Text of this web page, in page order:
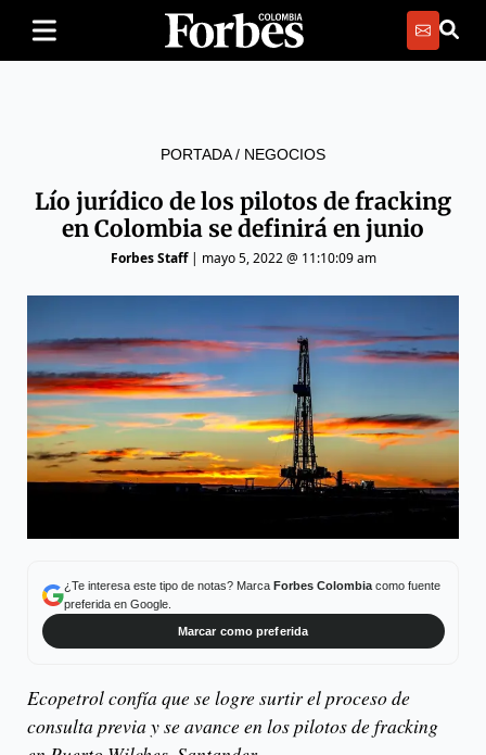
PORTADA/ NEGOCIOS
Lío jurídico de los pilotos de fracking
en Colombia se definirá en junio
Forbes Staff| mayo 5, 2022 @ 11:10:09 am
¿Te interesa este tipo de notas? Marca Forbes Colombiacomo fuente
preferida en Google.
Marcar como preferida
Ecopetrol confía que se logre surtir el proceso de
consulta previa y se avance en los pilotos de fracking